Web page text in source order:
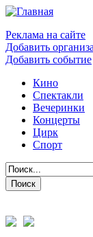
Реклама на сайте
Добавить
Добавить событие
Кино
Спектакли
Вечеринки
Концерты
Цирк
Спорт